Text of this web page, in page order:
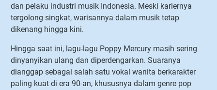
dan pelaku industri musik Indonesia. Meski kariernya
tergolong singkat, warisannya dalam musik tetap
dikenang hingga kini.
Hingga saat ini, lagu-lagu Poppy Mercury masih sering
dinyanyikan ulang dan diperdengarkan. Suaranya
dianggap sebagai salah satu vokal wanita berkarakter
paling kuat di era 90-an, khususnya dalam genre pop